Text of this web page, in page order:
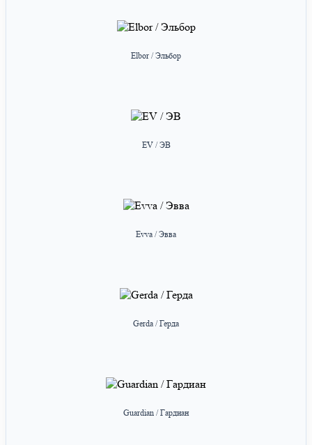
Elbor / Эльбор
EV / ЭВ
Evva / Эвва
Gerda / Герда
Guardian / Гардиан